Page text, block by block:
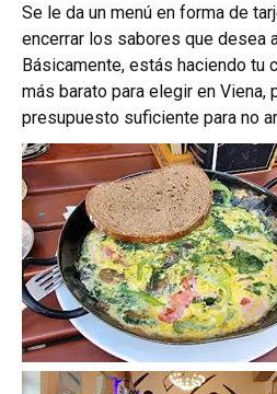
Se le da un menú en forma de
encerrar los sabores que desea
Básicamente, estás haciendo tu
más barato para elegir en Viena,
presupuesto suficiente para no